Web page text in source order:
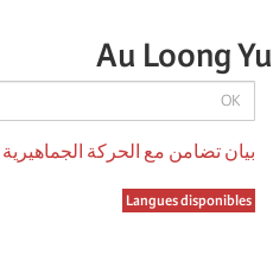
OK
بيان تضامن مع الحركة
Langues disponibles
Au Loong Yu